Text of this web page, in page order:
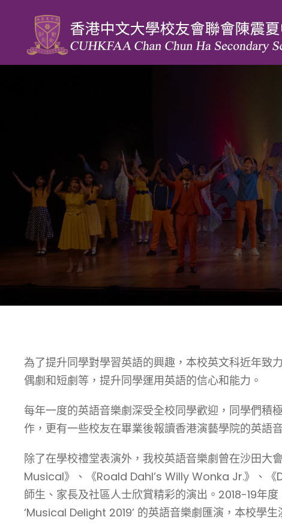
為了提升同學對學習英語的興趣，本校英文科近年致
偶劇和短劇等，提升同學運用英語的信心和能力。
每年一度的英語音樂劇深受全校同學歡迎，同學們積
作，更有一些校友在畢業後報讀香港演藝學院的英語
除了在學校禮堂表演外，我校英語音樂劇曾在沙田
Musical》、《Roald Dahl’s Willy Wonka Jr.》、《
師生、家長及社區人士欣賞精彩的演出。2018-19年
‘Musical Delight 2019’ 的英語音樂劇匯演，本校學